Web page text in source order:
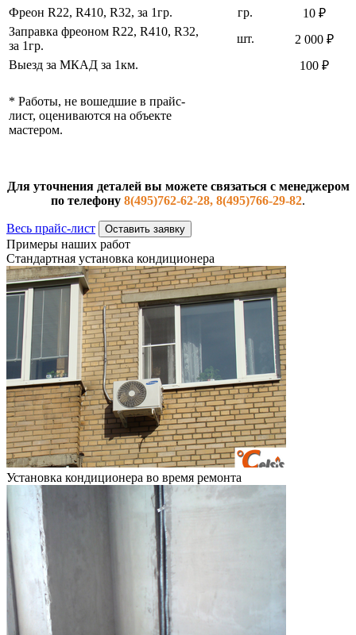
Фреон R22, R410, R32, за 1гр.
гр.
10 ₽
Заправка фреоном R22, R410, R32,
за 1гр.
шт.
2 000 ₽
Выезд за МКАД за 1км.
100 ₽
* Работы, не вошедшие в прайс-
лист, оцениваются на объекте
мастером.
Для уточнения деталей вы можете связаться с менеджером
по телефону 8(495)762-62-28, 8(495)766-29-82.
Весь прайс-лист Оставить заявку
Примеры наших работ
Стандартная установка кондиционера
Установка кондиционера во время ремонта